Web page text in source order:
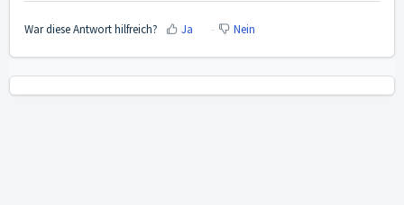
War diese Antwort hilfreich? Ja Nein